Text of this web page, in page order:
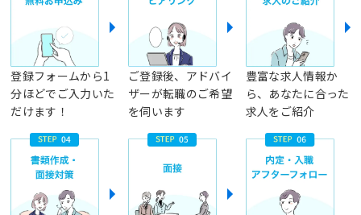
登録フォームから1
分ほどでご入力いた
だけます！
ご登録後、アドバイ
ザーが転職のご希望
を伺います
豊富な求人情報か
ら、あなたに合った
求人をご紹介